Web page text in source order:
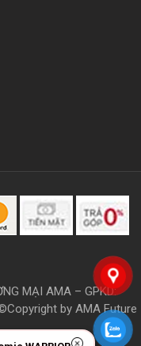
MẠI AMA – GPKD:
by AMA Future